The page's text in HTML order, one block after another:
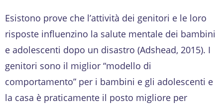
Esistono prove che l’attività dei genitori e le loro
risposte influenzino la salute mentale dei bambini
e adolescenti dopo un disastro (Adshead, 2015). I
genitori sono il miglior “modello di
comportamento” per i bambini e gli adolescenti e
la casa è praticamente il posto migliore per